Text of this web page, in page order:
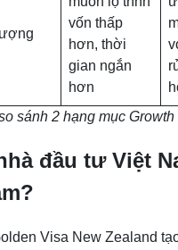
vốn thấp
hơn, thời
gian ngắn
hơn
sánh 2 hạng mục
đầu tư Việt
Visa New Zealand